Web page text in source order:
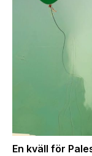
En kväll för